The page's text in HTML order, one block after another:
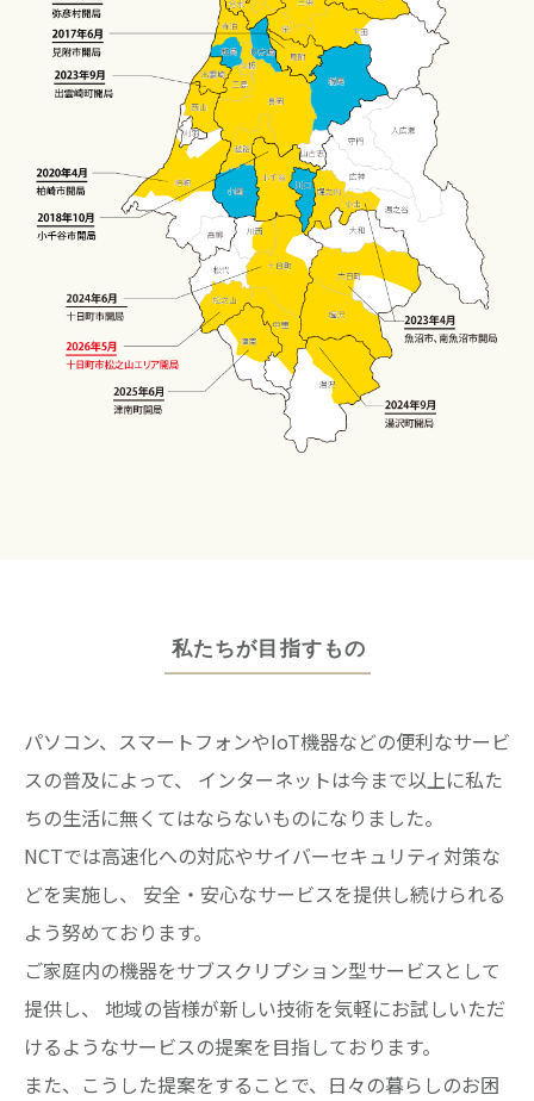
パソコン、スマートフォンやIoT機器などの便利なサービ
スの普及によって、
インターネットは今まで以上に私た
ちの生活に無くてはならないものになりました。
NCTでは高速化への対応やサイバーセキュリティ対策な
どを実施し、
安全・安心なサービスを提供し続けられる
よう努めております。
ご家庭内の機器をサブスクリプション型サービスとして
提供し、
地域の皆様が新しい技術を気軽にお試しいただ
けるようなサービスの提案を目指しております。
また、こうした提案をすることで、日々の暮らしのお困